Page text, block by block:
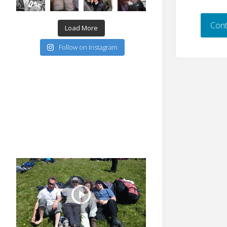
Load More
Follow on Instagram